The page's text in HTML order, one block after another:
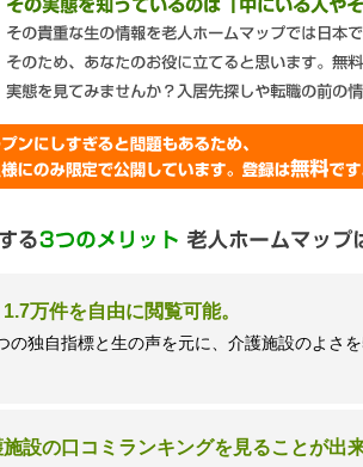
個人情報保護管理者 窪田望
除く・営業のお電話はお断りいたし
万件を自由に閲覧可能。
の独自指標と生の声を元に、介護施設のよさ
設の口コミランキングを見ることが出来